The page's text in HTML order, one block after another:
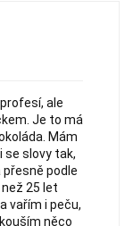
ale
Je to má
Mám
se slovy tak,
přesně podle
25 let
vařím i peču,
něco